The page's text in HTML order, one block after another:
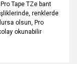
Tape TZe bant
renklerde
olsun, Pro
okunabilir